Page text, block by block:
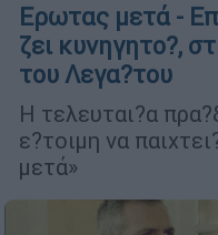
Ερωτας μετά -
ζει κυνηγητο?,
του Λεγα?του
Η τελευται?α
ε?τοιμη να
μετά»